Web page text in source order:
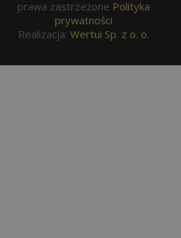
prawa zastrzeżone Polityka
prywatności
Realizacja: Wertui Sp. z o. o.